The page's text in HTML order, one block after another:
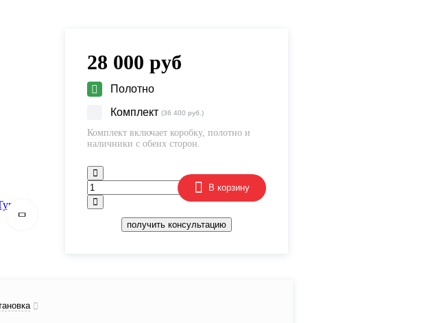
28 000 руб
Полотно
Комплект (36 400 руб.)
Комплект включает коробку, полотно и
наличники с обеих сторон.
В корзину
получить консультацию